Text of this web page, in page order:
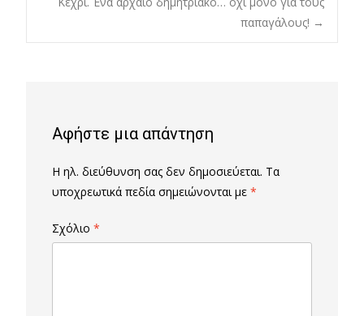
navigation
παπαγάλους! →
Αφήστε μια απάντηση
Η ηλ. διεύθυνση σας δεν δημοσιεύεται. Τα
υποχρεωτικά πεδία σημειώνονται με *
Σχόλιο *